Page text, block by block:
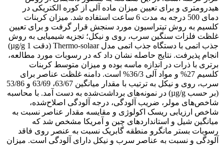
هیدرومتری و برای تعیین میزان ماده آلی از کوره الکتریکی در
دمای 500 درجه به مدت 6 ساعت استفاده شد. میزان کربنات
کلسیم به روش تیتراسیون مورد سنجش قرار گرفت و برای تعیین
غلظت فلزات سنگین سرب، روی و نیکل؛ تجزیه شیمیایی به روش
جذب اتمی با دستگاه جذب اتمی مدل Thermo-solaar (دقت 1 µg/g)
انجام پذیرفت. نتایج حاصله نشان داد که در رسوبات مورد مطالعه،
برتری با ذرات در اندازه ماسه بوده و میزان متوسط کربنات
کلسیم 27% و مواد آلی 36/3% است. دامنه غلظت عناصر برای
سرب، روی و نیکل به ترتیب با مقدار میانگین 63/67، 63/69 و 53/86
(بر حسب µg/g) در نمونه‌های برداشت‌شده به دست آمد. با محاسبه
شاخص‌های مولر، ضریب آلودگی، درجه آلودگی اصلاح‌شده،
شاخص ارزیابی ریسک اکولوژی و مقایسه مقدار عناصر نسبت به
میانگین شیل و استانداردهای چین و آمریکا مشخص شد که
رسوبات بستر مانگرو منطقه گابریک نسبت به عنصر روی فاقد
آلودگی و نسبت به عناصر سرب و نیکل دارای آلودگی است. میزان